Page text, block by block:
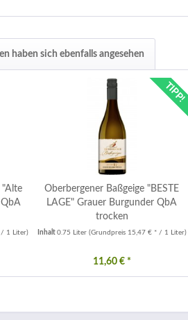
haben sich ebenfalls angesehen
"Alte
QbA
/ 1 Liter)
TIPP!
Oberbergener Baßgeige "BESTE
LAGE" Grauer Burgunder QbA
trocken
Inhalt 0.75 Liter (Grundpreis 15,47 € * / 1 Liter)
11,60 € *